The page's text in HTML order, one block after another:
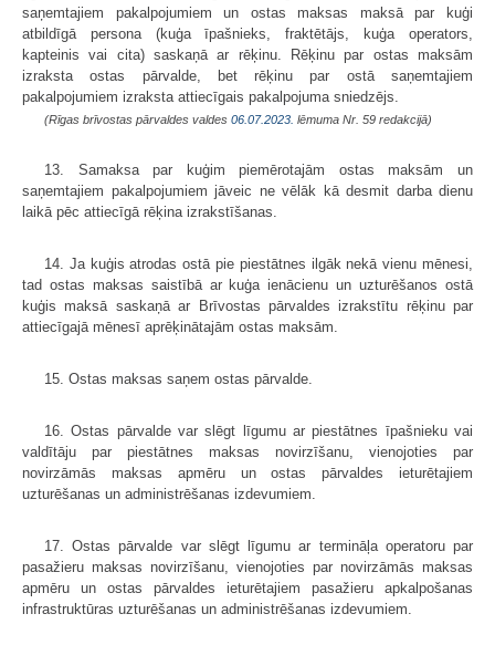
saņemtajiem pakalpojumiem un ostas maksas maksā par kuģi
atbildīgā persona (kuģa īpašnieks, fraktētājs, kuģa operators,
kapteinis vai cita) saskaņā ar rēķinu. Rēķinu par ostas maksām
izraksta ostas pārvalde, bet rēķinu par ostā saņemtajiem
pakalpojumiem izraksta attiecīgais pakalpojuma sniedzējs.
(Rīgas brīvostas pārvaldes valdes 06.07.2023. lēmuma Nr. 59 redakcijā)
13. Samaksa par kuģim piemērotajām ostas maksām un
saņemtajiem pakalpojumiem jāveic ne vēlāk kā desmit darba dienu
laikā pēc attiecīgā rēķina izrakstīšanas.
14. Ja kuģis atrodas ostā pie piestātnes ilgāk nekā vienu mēnesi,
tad ostas maksas saistībā ar kuģa ienācienu un uzturēšanos ostā
kuģis maksā saskaņā ar Brīvostas pārvaldes izrakstītu rēķinu par
attiecīgajā mēnesī aprēķinātajām ostas maksām.
15. Ostas maksas saņem ostas pārvalde.
16. Ostas pārvalde var slēgt līgumu ar piestātnes īpašnieku vai
valdītāju par piestātnes maksas novirzīšanu, vienojoties par
novirzāmās maksas apmēru un ostas pārvaldes ieturētajiem
uzturēšanas un administrēšanas izdevumiem.
17. Ostas pārvalde var slēgt līgumu ar termināļa operatoru par
pasažieru maksas novirzīšanu, vienojoties par novirzāmās maksas
apmēru un ostas pārvaldes ieturētajiem pasažieru apkalpošanas
infrastruktūras uzturēšanas un administrēšanas izdevumiem.